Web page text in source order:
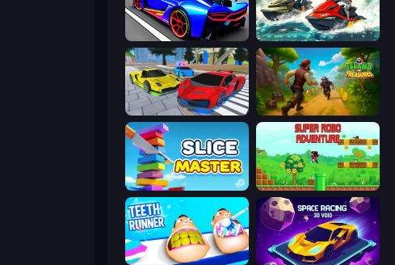
Cyber Cars Punk Racing Jetski Race
Real Cars Extreme Racing Island of Treasures
Slice Master Super Robo - Adventure
Teeth Runner Space Racing 3D: Void